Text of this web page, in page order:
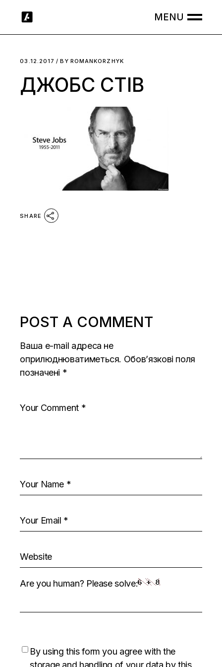
03.12.2017 BY ROMANKORZHYK
ДЖОБС СТІВ
SHARE
POST A COMMENT
Ваша e-mail адреса не
оприлюднюватиметься. Обов’язкові поля
позначені *
Are you human? Please solve:
By using this form you agree with the
storage and handling of your data by this